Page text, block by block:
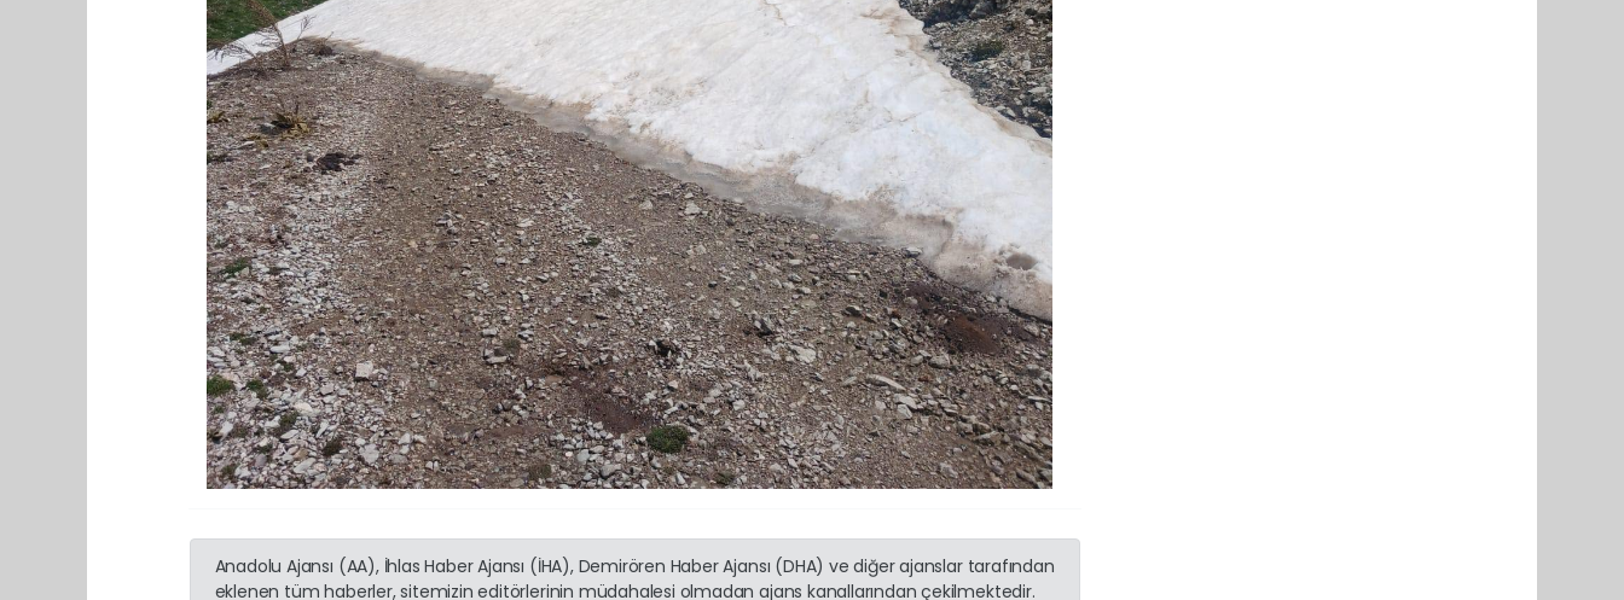
Anadolu Ajansı (AA), İhlas Haber Ajansı (İHA), Demirören Haber Ajansı (DHA) ve diğer ajanslar tarafından
eklenen tüm haberler, sitemizin editörlerinin müdahalesi olmadan ajans kanallarından çekilmektedir.